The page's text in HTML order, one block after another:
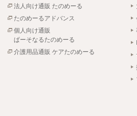
法人向け通販 たのめーる
たのめーるアドバンス
個人向け通販
ぱーそなるたのめーる
介護用品通販 ケアたのめーる